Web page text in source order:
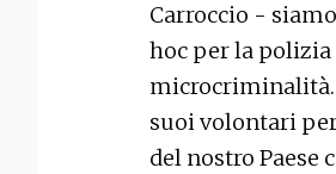
Carroccio -
hoc per la
microcriminalità.
suoi volontari
del nostro Paese